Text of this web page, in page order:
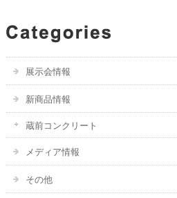
展示会情報
新商品情報
蔵前コンクリート
メディア情報
その他